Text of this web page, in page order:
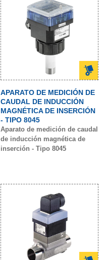
APARATO DE MEDICIÓN DE
CAUDAL DE INDUCCIÓN
MAGNÉTICA DE INSERCIÓN
- TIPO 8045
Aparato de medición de caudal
de inducción magnética de
inserción - Tipo 8045